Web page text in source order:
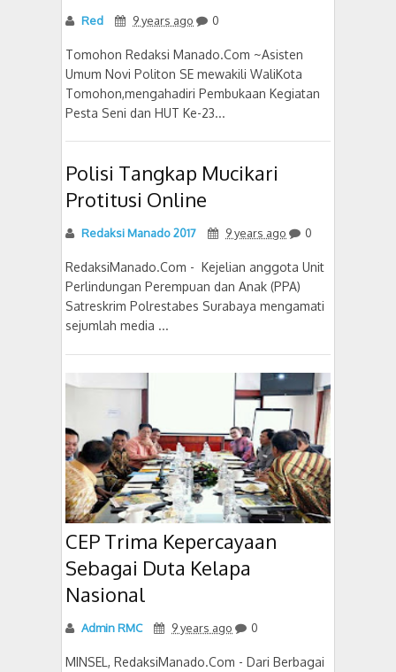
Red 9 years ago 0
Tomohon Redaksi Manado.Com ~Asisten
Umum Novi Politon SE mewakili WaliKota
Tomohon,mengahadiri Pembukaan Kegiatan
Pesta Seni dan HUT Ke-23...
Polisi Tangkap Mucikari
Protitusi Online
Redaksi Manado 2017 9 years ago 0
RedaksiManado.Com - Kejelian anggota Unit
Perlindungan Perempuan dan Anak (PPA)
Satreskrim Polrestabes Surabaya mengamati
sejumlah media ...
CEP Trima Kepercayaan
Sebagai Duta Kelapa
Nasional
Admin RMC 9 years ago 0
MINSEL, RedaksiManado.Com - Dari Berbagai